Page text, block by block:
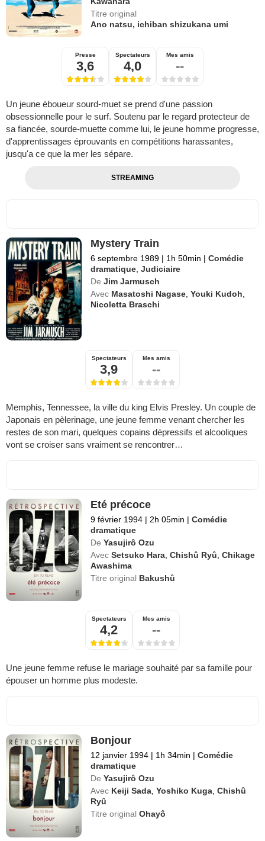
Titre original
Ano natsu, ichiban shizukana umi
Presse
3,6
Spectateurs
4,0
Mes amis
--
Un jeune éboueur sourd-muet se prend d'une passion
obsessionnelle pour le surf. Soutenu par le regard protecteur de
sa fiancée, sourde-muette comme lui, le jeune homme progresse,
d'apprentissages éprouvants en compétitions harassantes,
jusqu'a ce que la mer les sépare.
STREAMING
Mystery Train
6 septembre 1989 | 1h 50min | Comédie
dramatique ,Judiciaire
De Jim Jarmusch
Avec Masatoshi Nagase ,Youki Kudoh
Nicoletta Braschi
Spectateurs
3,9
Mes amis
--
Memphis, Tennessee, la ville du king Elvis Presley. Un couple de
Japonais en pèlerinage, une jeune femme venant chercher les
restes de son mari, quelques copains dépressifs et alcooliques
vont se croiser sans vraiment se rencontrer…
Eté précoce
9 février 1994 | 2h 05min | Comédie
dramatique
De Yasujirô Ozu
Avec Setsuko Hara ,Chishû Ryû ,Chikage
Awashima
Titre original Bakushû
Spectateurs
4,2
Mes amis
--
Une jeune femme refuse le mariage souhaité par sa famille pour
épouser un homme plus modeste.
Bonjour
12 janvier 1994 | 1h 34min | Comédie
dramatique
De Yasujirô Ozu
Avec Keiji Sada,Yoshiko Kuga,Chishû
Ryû
Titre originalOhayô